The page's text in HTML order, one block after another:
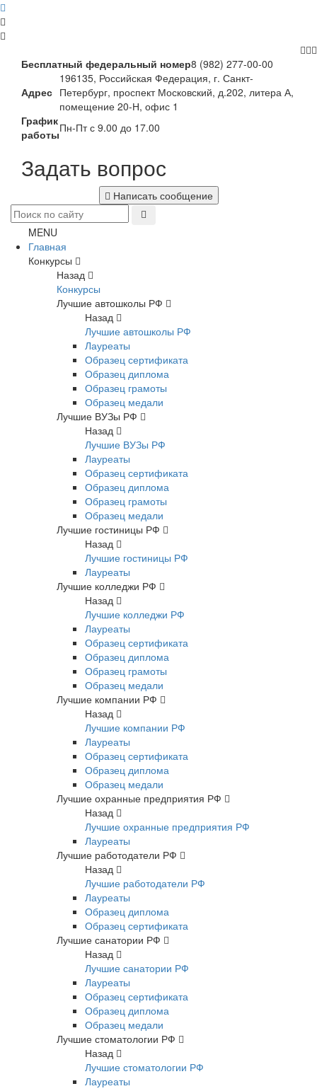
Бесплатный федеральный номер8 (982) 277-00-00
Адрес
196135, Российская Федерация, г. Санкт-
Петербург, проспект Московский, д.202, литера А,
помещение 20-Н, офис 1
График
работыПн-Пт с 9.00 до 17.00
Задать вопрос
Написать сообщение
MENU
Главная
Конкурсы
Назад
Конкурсы
Лучшие автошколы РФ
Назад
Лучшие автошколы РФ
Лауреаты
Образец сертификата
Образец диплома
Образец грамоты
Образец медали
Лучшие ВУЗы РФ
Назад
Лучшие ВУЗы РФ
Лауреаты
Образец сертификата
Образец диплома
Образец грамоты
Образец медали
Лучшие гостиницы РФ
Назад
Лучшие гостиницы РФ
Лауреаты
Лучшие колледжи РФ
Назад
Лучшие колледжи РФ
Лауреаты
Образец сертификата
Образец диплома
Образец грамоты
Образец медали
Лучшие компании РФ
Назад
Лучшие компании РФ
Лауреаты
Образец сертификата
Образец диплома
Образец медали
Лучшие охранные предприятия РФ
Назад
Лучшие охранные предприятия РФ
Лауреаты
Лучшие работодатели РФ
Назад
Лучшие работодатели РФ
Лауреаты
Образец диплома
Образец сертификата
Лучшие санатории РФ
Назад
Лучшие санатории РФ
Лауреаты
Образец сертификата
Образец диплома
Образец медали
Лучшие стоматологии РФ
Назад
Лучшие стоматологии РФ
Лауреаты